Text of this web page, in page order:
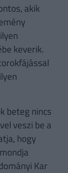
akik
keverik.
beteg nincs
veszi be a
hogy
Kar